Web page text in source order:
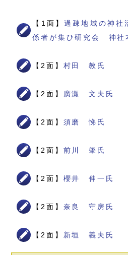
【1面】過疎地域の神
係者が集ひ研究会 神社
【2面】 村田 教氏
【2面】 廣瀬 文夫氏
【2面】 須磨 悌氏
【2面】 前川 肇氏
【2面】 櫻井 伸一氏
【2面】 奈良 守房氏
【2面】 新垣 義夫氏